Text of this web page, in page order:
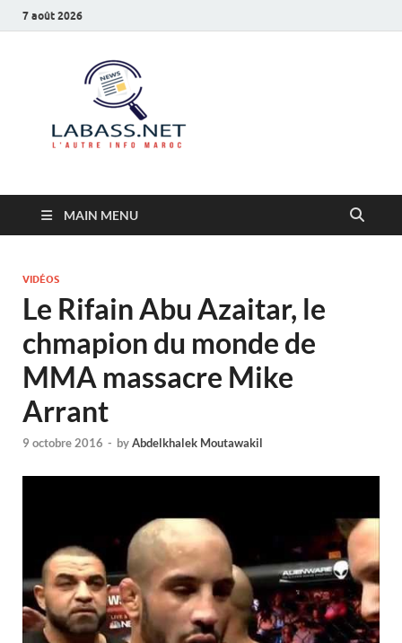
7 août 2026
MAIN MENU
VIDÉOS
Le Rifain Abu Azaitar, le
chmapion du monde de
MMA massacre Mike
Arrant
9 octobre 2016 - byAbdelkhalek Moutawakil